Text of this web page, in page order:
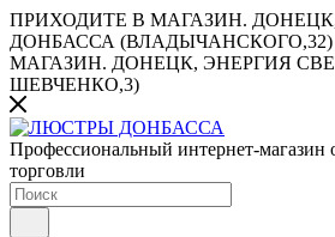
ПРИХОДИТЕ В МАГАЗИН.
ДОНБАССА (ВЛАДЫЧАНСКОГО,32)
МАГАЗИН. ДОНЕЦК, ЭНЕРГИЯ
ШЕВЧЕНКО,3)
Профессиональный интернет-магазин
торговли